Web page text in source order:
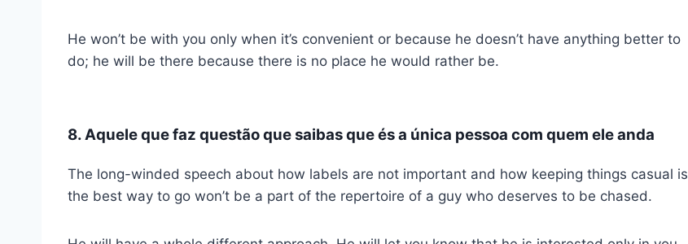
He won’t be with you only when it’s convenient or because he doesn’t have anything better to
do; he will be there because there is no place he would rather be.
8. Aquele que faz questão que saibas que és a única pessoa com quem ele anda
The long-winded speech about how labels are not important and how keeping things casual is
the best way to go won’t be a part of the repertoire of a guy who deserves to be chased.